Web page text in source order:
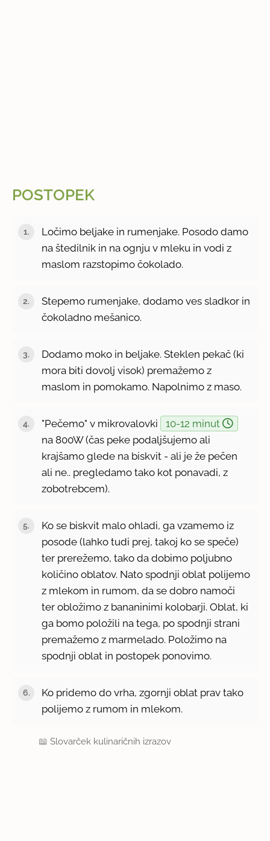
POSTOPEK
Ločimo beljake in rumenjake. Posodo damo
na štedilnik in na ognju v mleku in vodi z
maslom razstopimo čokolado.
Stepemo rumenjake, dodamo ves sladkor in
čokoladno mešanico.
Dodamo moko in beljake. Steklen pekač (ki
mora biti dovolj visok) premažemo z
maslom in pomokamo. Napolnimo z maso.
"Pečemo" v mikrovalovki
10-12 minut
na 800W (čas peke podaljšujemo ali
krajšamo glede na biskvit - ali je že pečen
ali ne.. pregledamo tako kot ponavadi, z
zobotrebcem).
Ko se biskvit malo ohladi, ga vzamemo iz
posode (lahko tudi prej, takoj ko se speče)
ter prerežemo, tako da dobimo poljubno
količino oblatov. Nato spodnji oblat polijemo
z mlekom in rumom, da se dobro namoči
ter obložimo z bananinimi kolobarji. Oblat, ki
ga bomo položili na tega, po spodnji strani
premažemo z marmelado. Položimo na
spodnji oblat in postopek ponovimo.
Ko pridemo do vrha, zgornji oblat prav tako
polijemo z rumom in mlekom.
📖Slovarček kulinaričnih izrazov